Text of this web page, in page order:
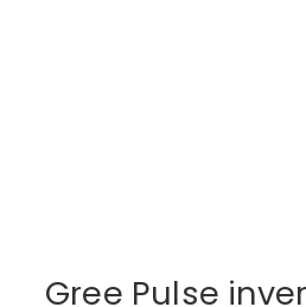
Gree Pulse